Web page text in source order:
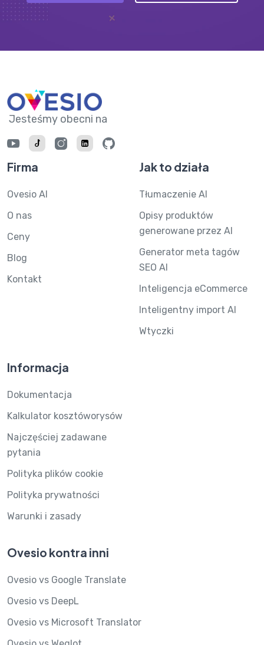
Jesteśmy obecni na
Firma
Ovesio AI
O nas
Ceny
Blog
Kontakt
Jak to działa
Tłumaczenie AI
Opisy produktów
generowane przez AI
Generator meta tagów
SEO AI
Inteligencja eCommerce
Inteligentny import AI
Wtyczki
Informacja
Dokumentacja
Kalkulator kosztóworysów
Najczęściej zadawane
pytania
Polityka plików cookie
Polityka prywatności
Warunki i zasady
Ovesio kontra inni
Ovesio vs Google Translate
Ovesio vs DeepL
Ovesio vs Microsoft Translator